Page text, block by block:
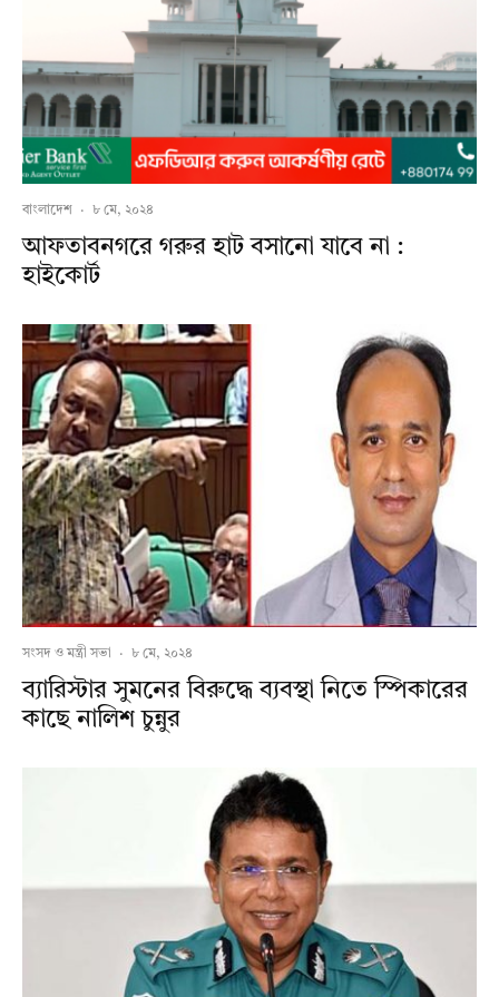
বাংলাদেশ · ৮ মে, ২০২৪
আফতাবনগরে গরুর হাট বসানো যাবে না :
হাইকোর্ট
সংসদ ও মন্ত্রী সভা · ৮ মে, ২০২৪
ব্যারিস্টার সুমনের বিরুদ্ধে ব্যবস্থা নিতে স্পিকারের
কাছে নালিশ চুন্নুর